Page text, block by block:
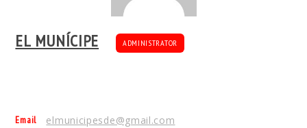
EL MUNÍCIPE ADMINISTRATOR
Email elmunicipesde@gmail.com